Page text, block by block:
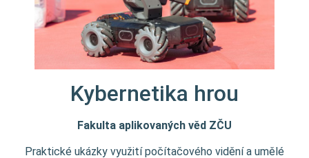
Kybernetika hrou
Fakulta aplikovaných věd ZČU
Praktické ukázky využití počítačového vidění a umělé